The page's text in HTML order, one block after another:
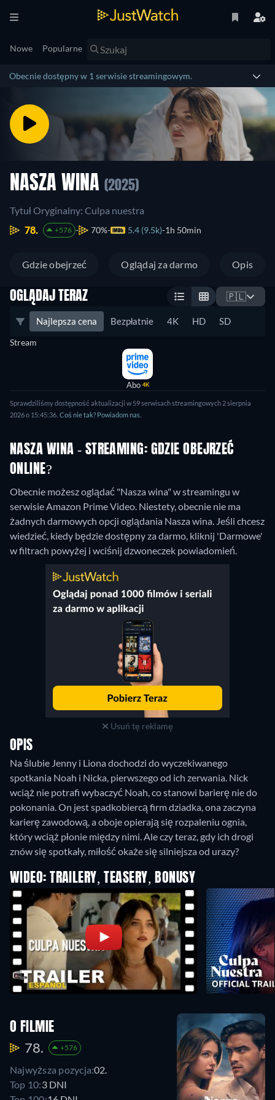
Nowe Popularne
Obecnie dostępny w 1 serwisie streamingowym.
NASZA WINA (2025)
Tytuł Oryginalny: Culpa nuestra
78.
+576 70% 5.4 (9.5k) 1h 50min
Gdzie obejrzeć Oglądaj za darmo Opis
OGLĄDAJ TERAZ 🇵🇱
Najlepsza cena Bezpłatnie 4K HD SD
Stream
Abo 4K
Sprawdziliśmy dostępność aktualizacji w 59 serwisach streamingowych 2 sierpnia
2026 o 15:45:36. Coś nie tak? Powiadom nas.
NASZA WINA - STREAMING: GDZIE OBEJRZEĆ
ONLINE?
Obecnie możesz oglądać "Nasza wina" w streamingu w
serwisie Amazon Prime Video. Niestety, obecnie nie ma
żadnych darmowych opcji oglądania Nasza wina. Jeśli chcesz
wiedzieć, kiedy będzie dostępny za darmo, kliknij 'Darmowe'
w filtrach powyżej i wciśnij dzwoneczek powiadomień.
Usuń tę reklamę
OPIS
Na ślubie Jenny i Liona dochodzi do wyczekiwanego
spotkania Noah i Nicka, pierwszego od ich zerwania. Nick
wciąż nie potrafi wybaczyć Noah, co stanowi barierę nie do
pokonania. On jest spadkobiercą firm dziadka, ona zaczyna
karierę zawodową, a oboje opierają się rozpaleniu ognia,
który wciąż płonie między nimi. Ale czy teraz, gdy ich drogi
znów się spotkały, miłość okaże się silniejsza od urazy?
WIDEO: TRAILERY, TEASERY, BONUSY
O FILMIE
78. +576
Najwyższa pozycja:02.
Top 10:3 DNI